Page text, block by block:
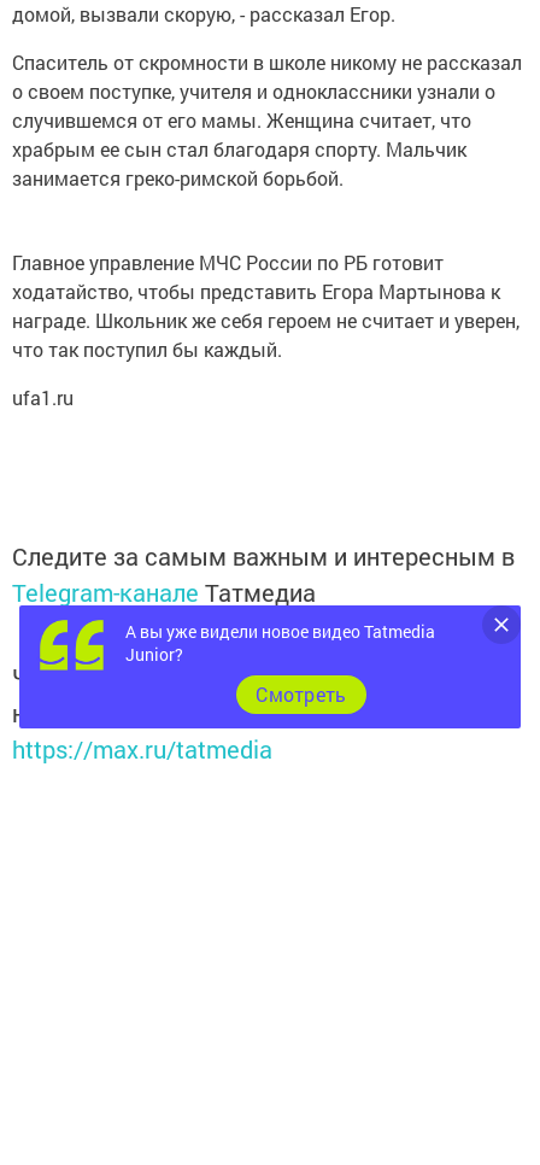
домой, вызвали скорую, - рассказал Егор.
Спаситель от скромности в школе никому не рассказал
о своем поступке, учителя и одноклассники узнали о
случившемся от его мамы. Женщина считает, что
храбрым ее сын стал благодаря спорту. Мальчик
занимается греко-римской борьбой.
Главное управление МЧС России по РБ готовит
ходатайство, чтобы представить Егора Мартынова к
награде. Школьник же себя героем не считает и уверен,
что так поступил бы каждый.
ufa1.ru
Следите за самым важным и интересным в
Telegram-канале Татмедиа
Читайте новости Татарстана в
национальном мессенджере MАХ:
https://max.ru/tatmedia
А вы уже видели новое видео Tatmedia
Junior?
Cмотреть